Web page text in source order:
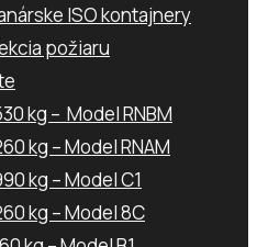
ISO kontajnery
požiaru
kg – Model RNBM
kg – Model RNAM
kg – Model C1
kg – Model 8C